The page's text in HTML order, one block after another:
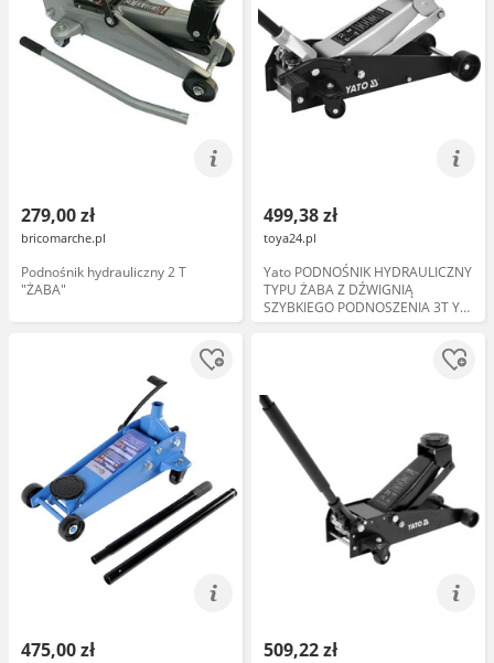
279,00 zł
bricomarche.pl
Podnośnik hydrauliczny 2 T
"ŻABA"
499,38 zł
toya24.pl
Yato PODNOŚNIK HYDRAULICZNY
TYPU ŻABA Z DŹWIGNIĄ
SZYBKIEGO PODNOSZENIA 3T YT-
17213
475,00 zł 509,22 zł